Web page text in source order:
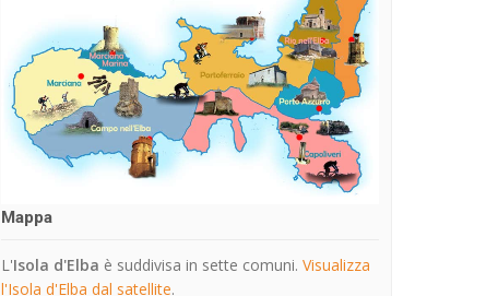
Mappa
L'Isola d'Elba è suddivisa in sette comuni. Visualizza
l'Isola d'Elba dal satellite.